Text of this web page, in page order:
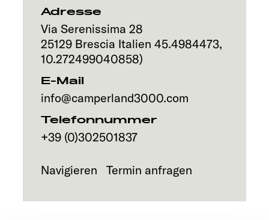
Adresse
Via Serenissima 28
25129 Brescia Italien 45.4984473,
10.272499040858)
E-Mail
info@camperland3000.com
Telefonnummer
+39 (0)302501837
Navigieren Termin anfragen